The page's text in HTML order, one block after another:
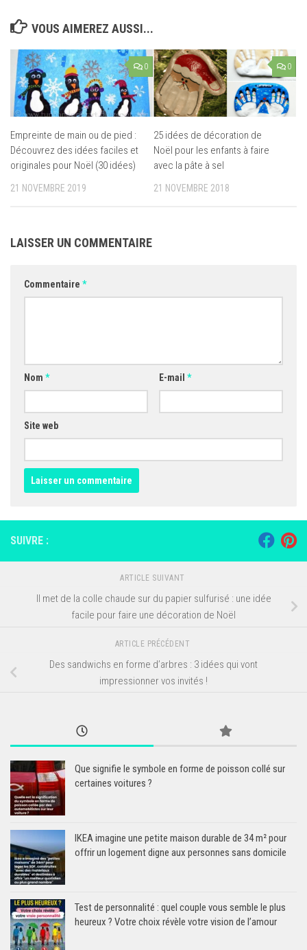
VOUS AIMEREZ AUSSI...
0
Empreinte de main ou de pied :
Découvrez des idées faciles et
originales pour Noël (30 idées)
21 NOVEMBRE 2019
0
25 idées de décoration de
Noël pour les enfants à faire
avec la pâte à sel
21 NOVEMBRE 2018
LAISSER UN COMMENTAIRE
Commentaire *
Nom * E-mail *
Site web
SUIVRE :
ARTICLE SUIVANT
Il met de la colle chaude sur du papier sulfurisé : une idée
facile pour faire une décoration de Noël
ARTICLE PRÉCÉDENT
Des sandwichs en forme d’arbres : 3 idées qui vont
impressionner vos invités !
Que signifie le symbole en forme de poisson collé sur
certaines voitures ?
IKEA imagine une petite maison durable de 34 m² pour
offrir un logement digne aux personnes sans domicile
Test de personnalité : quel couple vous semble le plus
heureux ? Votre choix révèle votre vision de l’amour